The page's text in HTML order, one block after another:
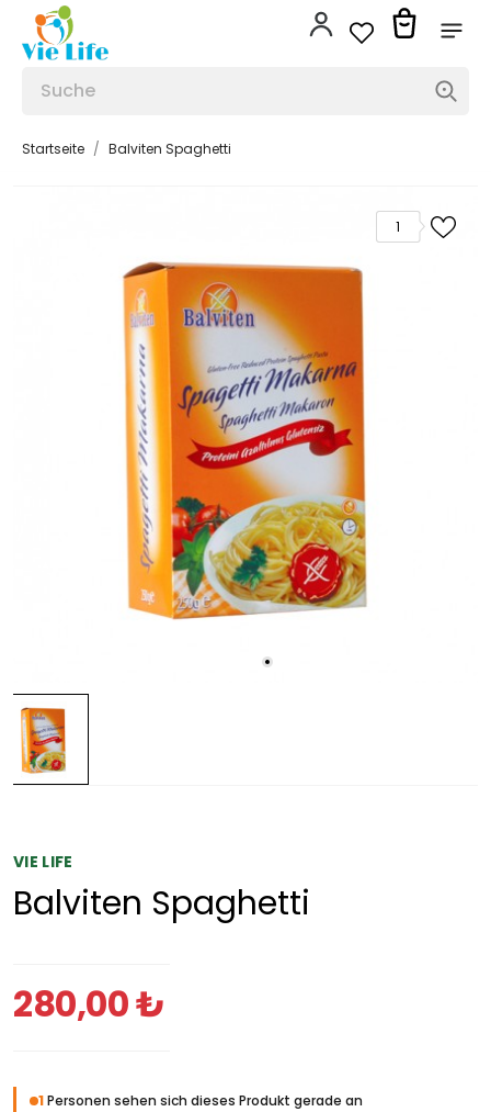
Startseite Balviten Spaghetti
1
VIE LIFE
Balviten Spaghetti
280,00 ₺
1Personen sehen sich dieses Produkt gerade an